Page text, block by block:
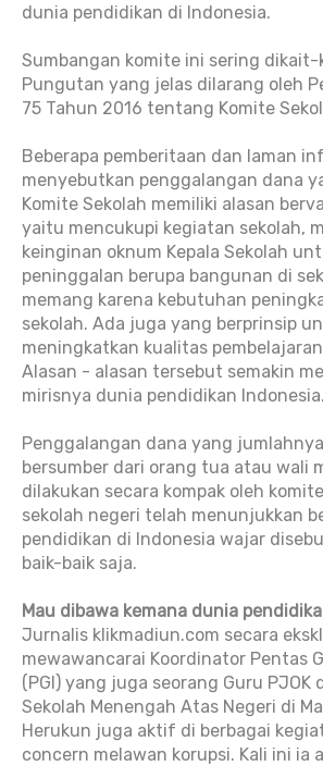
dunia pendidikan di Indonesia.
Sumbangan komite ini sering
Pungutan yang jelas dilarang oleh
75 Tahun 2016 tentang Komite
Beberapa pemberitaan dan laman
menyebutkan penggalangan dana
Komite Sekolah memiliki alasan
yaitu mencukupi kegiatan sekolah,
keinginan oknum Kepala Sekolah
peninggalan berupa bangunan di
memang karena kebutuhan
sekolah. Ada juga yang berprinsip
meningkatkan kualitas
Alasan - alasan tersebut semakin
mirisnya dunia pendidikan Indonesia.
Penggalangan dana yang
bersumber dari orang tua atau wali
dilakukan secara kompak oleh
sekolah negeri telah menunjukkan
pendidikan di Indonesia wajar
baik-baik saja.
Mau dibawa kemana dunia
Jurnalis klikmadiun.com secara
mewawancarai Koordinator Pentas
(PGI) yang juga seorang Guru PJOK
Sekolah Menengah Atas Negeri di
Herukun juga aktif di berbagai
concern melawan korupsi. Kali ini ia